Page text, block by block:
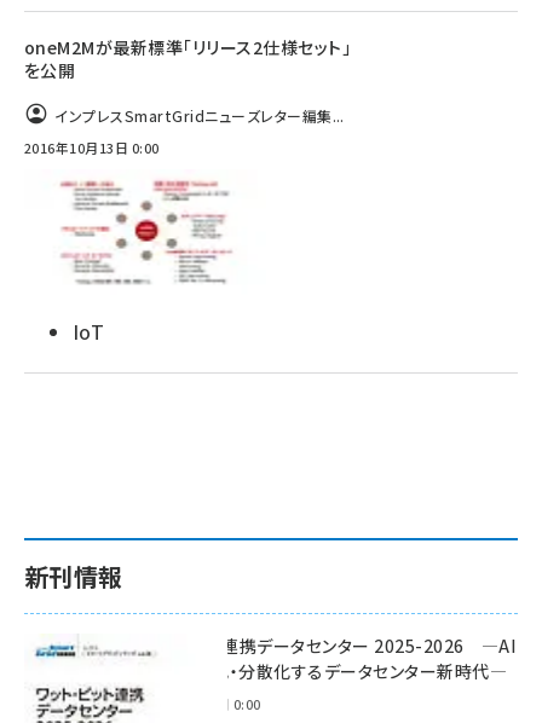
oneM2Mが最新標準「リリース2仕様セット」
を公開
インプレスSmartGridニューズレター編集...
2016年10月13日 0:00
IoT
新刊情報
ワット・ビット連携データセンター 2025-2026 ―AI
時代に多様化・分散化するデータセンター新時代―
2025年11月28日 0:00